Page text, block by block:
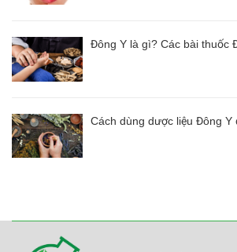
Đông Y là gì? Các bài thuốc
Cách dùng dược liệu Đông Y